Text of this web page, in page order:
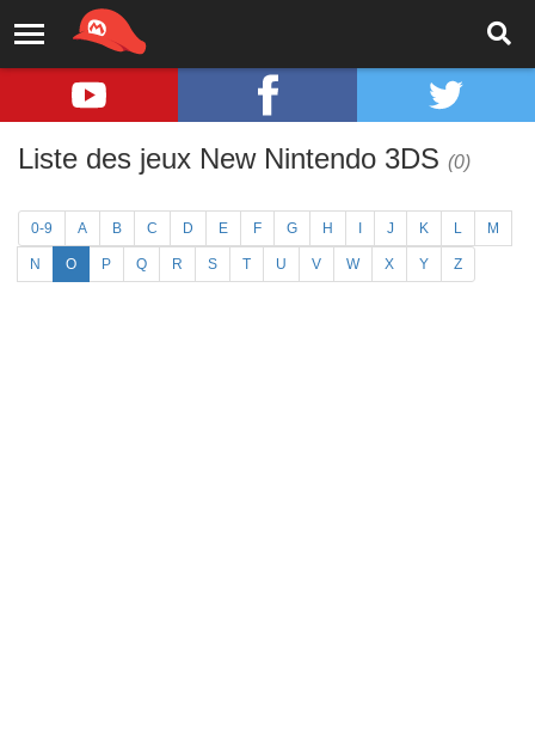
Liste des jeux New Nintendo 3DS (0)
0-9 A B C D E F G H J K L M
N O P Q R S T U V W X Y Z